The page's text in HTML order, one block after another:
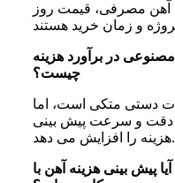
مصرفی، قیمت روز
در برآورد هزینه
چیست؟
دستی متکی است، اما
دقت و سرعت پیش‌ بینی
هزینه را افزایش می‌ دهد.
آیا پیش بینی هزینه آهن با AI برای پروژه های کوچک هم